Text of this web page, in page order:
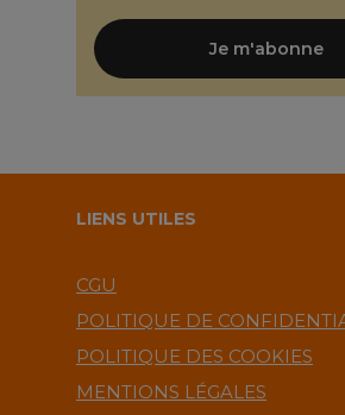
LIENS UTILES
CGU
POLITIQUE DE
POLITIQUE DES COOKIES
MENTIONS LÉGALES